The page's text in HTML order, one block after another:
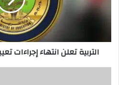
المحاضرين
التربية تعلن انتهاء إجراءات